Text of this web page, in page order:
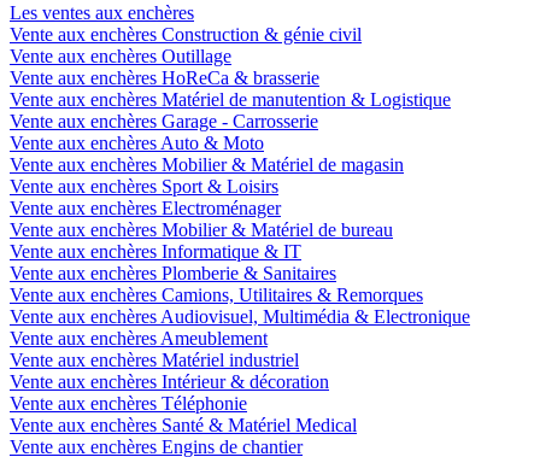
Les ventes aux enchères
Vente aux enchères Construction & génie civil
Vente aux enchères Outillage
Vente aux enchères HoReCa & brasserie
Vente aux enchères Matériel de manutention & Logistique
Vente aux enchères Garage - Carrosserie
Vente aux enchères Auto & Moto
Vente aux enchères Mobilier & Matériel de magasin
Vente aux enchères Sport & Loisirs
Vente aux enchères Electroménager
Vente aux enchères Mobilier & Matériel de bureau
Vente aux enchères Informatique & IT
Vente aux enchères Plomberie & Sanitaires
Vente aux enchères Camions, Utilitaires & Remorques
Vente aux enchères Audiovisuel, Multimédia & Electronique
Vente aux enchères Ameublement
Vente aux enchères Matériel industriel
Vente aux enchères Intérieur & décoration
Vente aux enchères Téléphonie
Vente aux enchères Santé & Matériel Medical
Vente aux enchères Engins de chantier